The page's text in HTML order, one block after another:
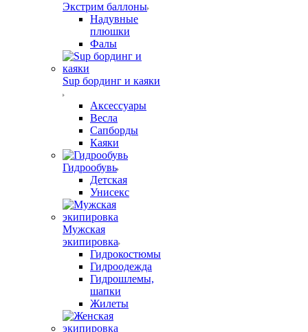
Экстрим баллоны
Надувные
плюшки
Фалы
Sup бординг и каяки
Аксессуары
Весла
Сапборды
Каяки
Гидрообувь
Детская
Унисекс
Мужская
экипировка
Гидрокостюмы
Гидроодежда
Гидрошлемы,
шапки
Жилеты